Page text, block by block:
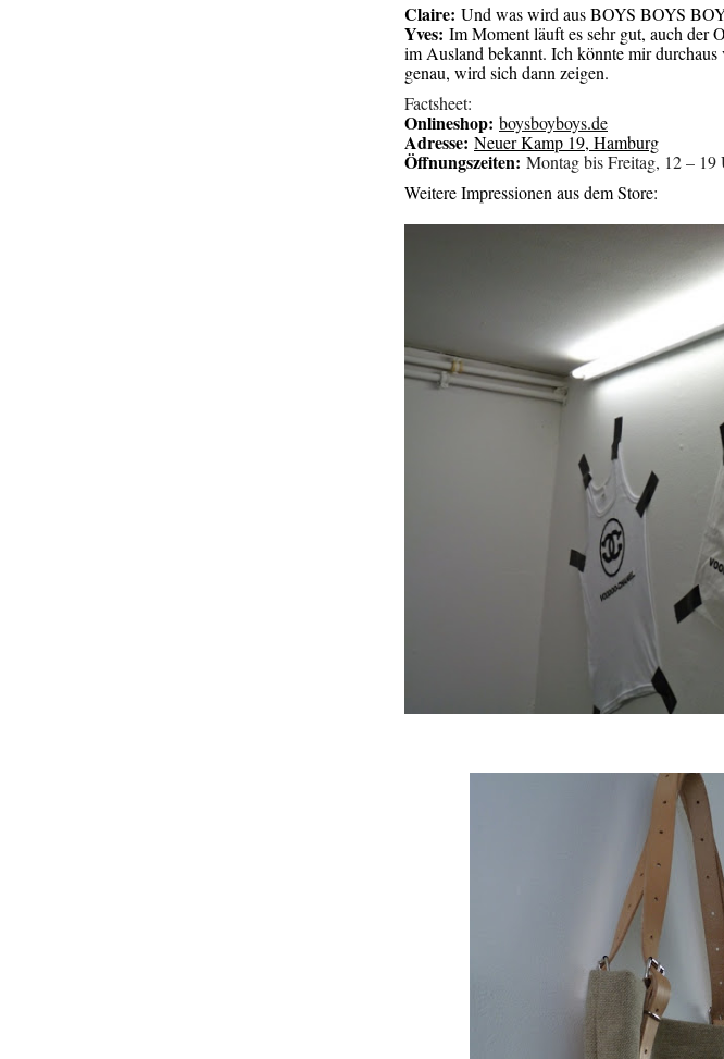
Claire: Und was wird aus BOYS BOYS
Yves: Im Moment läuft es sehr gut, auch der
im Ausland bekannt. Ich könnte mir
genau, wird sich dann zeigen.
Factsheet:
Onlineshop: boysboyboys.de
Adresse: Neuer Kamp 19, Hamburg
Öffnungszeiten: Montag bis Freitag, 12 –
Weitere Impressionen aus dem Store: